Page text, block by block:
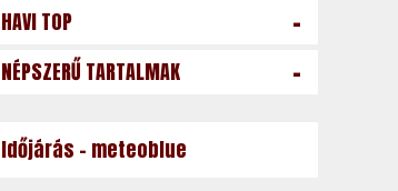
HAVI TOP -
NÉPSZERŰ TARTALMAK -
Időjárás - meteoblue